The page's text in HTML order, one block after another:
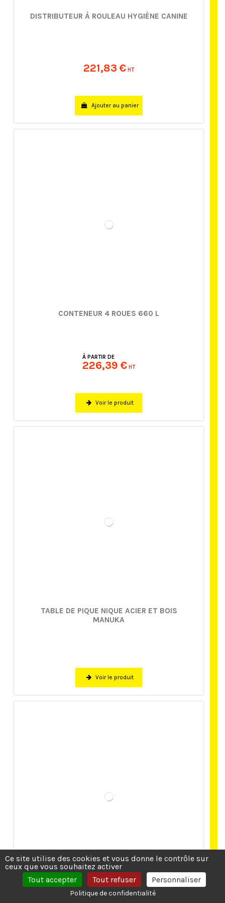
DISTRIBUTEUR À ROULEAU HYGIÈNE CANINE
221,83 € HT
Ajouter au panier
CONTENEUR 4 ROUES 660 L
À PARTIR DE
226,39 € HT
Voir le produit
TABLE DE PIQUE NIQUE ACIER ET BOIS
MANUKA
Voir le produit
BANQUETTE URBAINE LAMES BOIS
EXOTIQUE ZEUS PLUS
Ce site utilise des cookies et vous donne le contrôle sur
ceux que vous souhaitez activer
Tout accepter
Tout refuser Personnaliser
Politique de confidentialité